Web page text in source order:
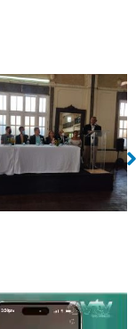
Sin leyenda